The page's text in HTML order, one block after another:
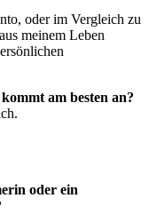
oder im Vergleich zu
meinem Leben
am besten an?
oder ein